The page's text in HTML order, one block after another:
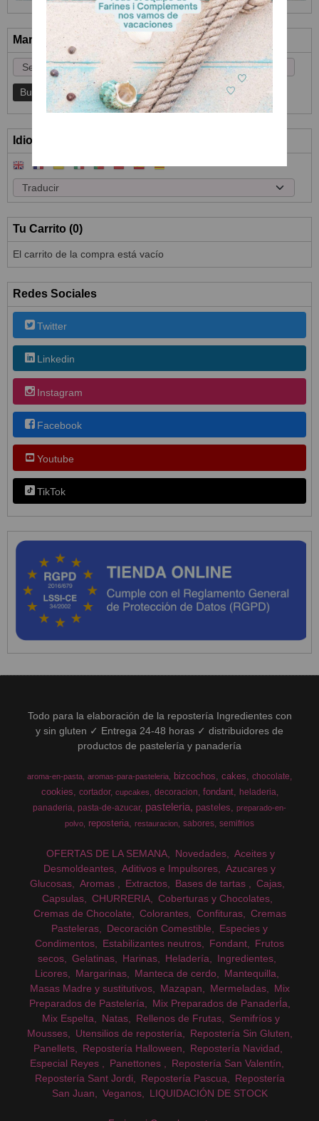
Marcas
Idioma
Tu Carrito (0)
El carrito de la compra está vacío
Redes Sociales
Twitter
Linkedin
Instagram
Facebook
Youtube
TikTok
Todo para la elaboración de la repostería Ingredientes con
y sin gluten ✓ Entrega 24-48 horas ✓ distribuidores de
productos de pastelería y panadería
aroma-en-pasta aromas-para-pasteleria bizcochos cakes chocolate
cookies cortador cupcakes decoracion fondant
heladeria
panaderia pasta-de-azucar pasteleria pasteles
preparado-en-
polvo
reposteria restauracion sabores semifrios
OFERTAS DE LA SEMANA Novedades
Aceites y
Desmoldeantes
Aditivos e Impulsores
Azucares y
Glucosas
Aromas Extractos Bases de tartas
Cajas
Capsulas
CHURRERIA
Coberturas y Chocolates
Cremas de Chocolate
Colorantes Confituras
Cremas
Pasteleras
Decoración Comestible
Especies y
Condimentos
Estabilizantes neutros Fondant
Frutos
secos
Gelatinas Harinas Heladería
Ingredientes
Licores
Margarinas Manteca de cerdo
Mantequilla
Masas Madre y sustitutivos
Mazapan Mermeladas
Mix
Preparados de Pastelería
Mix Preparados de PanaderÍa
Mix Espelta
Natas Rellenos de Frutas
Semifríos y
Mousses
Utensilios de repostería
Repostería Sin Gluten
Panellets
Repostería Halloween
Repostería Navidad
Especial Reyes
Panettones
Repostería San Valentín
Repostería Sant Jordi
Repostería Pascua
Repostería
San Juan
Veganos LIQUIDACIÓN DE STOCK